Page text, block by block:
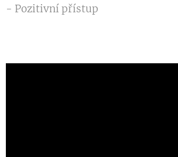
- Pozitivní přístup